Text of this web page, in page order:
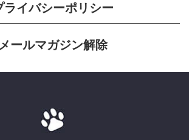
ライバシーポリシー
メールマガジン解除